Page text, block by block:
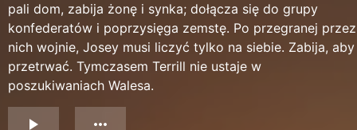
pali dom, zabija żonę i synka; dołącza się do grupy
konfederatów i poprzysięga zemstę. Po przegranej przez
nich wojnie, Josey musi liczyć tylko na siebie. Zabija, aby
przetrwać. Tymczasem Terrill nie ustaje w
poszukiwaniach Walesa.